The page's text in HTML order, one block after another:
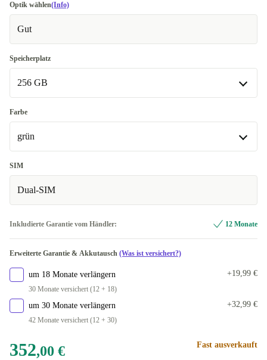
Optik wählen(Info)
Gut
Speicherplatz
256 GB
256 GB
In anderen Kombinationen verfügbar
128 GB
Farbe
grün
grün
In anderen Kombinationen verfügbar
violett
schwarz
SIM
Dual-SIM
Inkludierte Garantie vom Händler: 12 Monate
Erweiterte Garantie & Akkutausch (Was ist versichert?)
um 18 Monate verlängern
30 Monate versichert (12 + 18)
+19,99 €
um 30 Monate verlängern
42 Monate versichert (12 + 30)
+32,99 €
352,00 € Fast ausverkauft